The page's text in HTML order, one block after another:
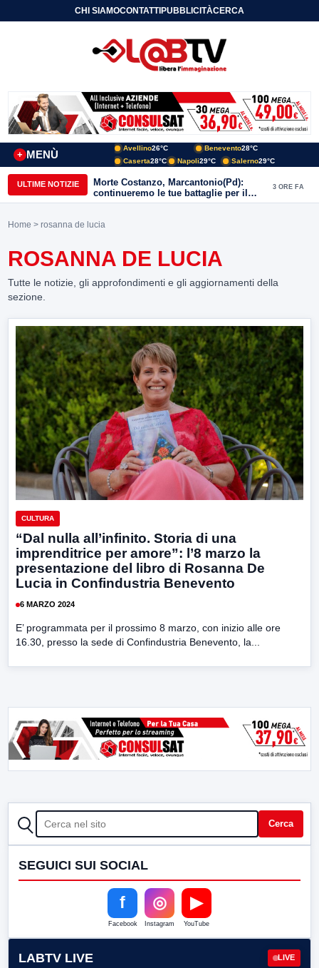
CHI SIAMOCONTATTIPUBBLICITÀCERCA
MENÙ
+
Avellino26°C Benevento28°C
Caserta28°C Napoli29°C Salerno29°C
ULTIME NOTIZIE
Morte Costanzo, Marcantonio(Pd):
continueremo le tue battaglie per il
Sannio
3 ORE FA
Home > rosanna de lucia
ROSANNA DE LUCIA
Tutte le notizie, gli approfondimenti e gli aggiornamenti della
sezione.
CULTURA
“Dal nulla all’infinito. Storia di una
imprenditrice per amore”: l’8 marzo la
presentazione del libro di Rosanna De
Lucia in Confindustria Benevento
6 MARZO 2024
E’ programmata per il prossimo 8 marzo, con inizio alle ore
16.30, presso la sede di Confindustria Benevento, la...
CERCA Cerca
SEGUICI SUI SOCIAL
f
Facebook
◎
Instagram
▶
YouTube
LABTV LIVE LIVE